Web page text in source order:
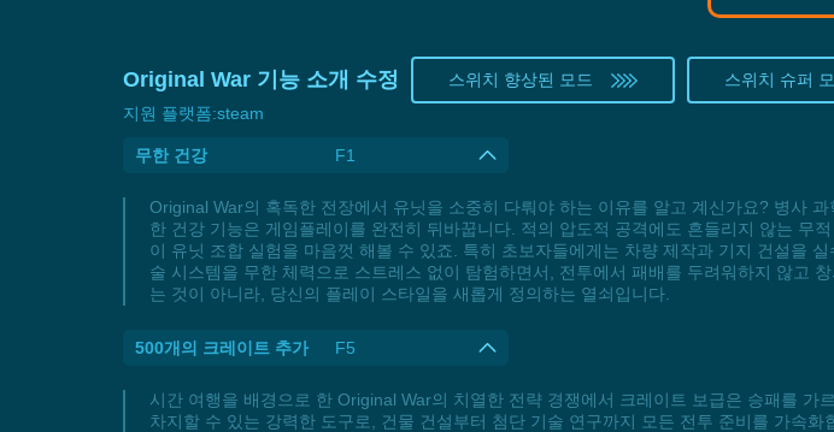
Original War 기능 소개 수정 스위치 향상된 모드
스위치 슈퍼
지원 플랫폼:steam
무한 건강 F1
Original War의 혹독한 전장에서 유닛을 소중히 다뤄야 하는 이유를 알고 계신가요? 병사
한 건강 기능은 게임플레이를 완전히 뒤바꿉니다. 적의 압도적 공격에도 흔들리지 않는 무
이 유닛 조합 실험을 마음껏 해볼 수 있죠. 특히 초보자들에게는 차량 제작과 기지 건설을
술 시스템을 무한 체력으로 스트레스 없이 탐험하면서, 전투에서 패배를 두려워하지 않고
는 것이 아니라, 당신의 플레이 스타일을 새롭게 정의하는 열쇠입니다.
500개의 크레이트 추가 F5
시간 여행을 배경으로 한 Original War의 치열한 전략 경쟁에서 크레이트 보급은 승패를
차지할 수 있는 강력한 도구로, 건물 건설부터 첨단 기술 연구까지 모든 전투 준비를 가속